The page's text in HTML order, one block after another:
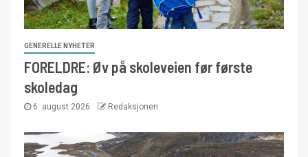
GENERELLE NYHETER
FORELDRE: Øv på skoleveien før første
skoledag
6. august 2026 Redaksjonen